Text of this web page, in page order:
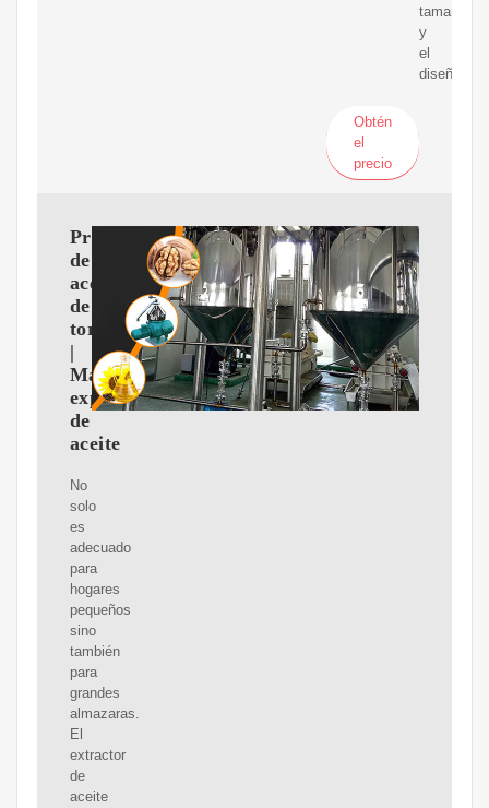
tamaño
y
el
diseño
Obtén
el
precio
Prensa
de
aceite
de
tornillo
|
Máquina
expulsora
de
aceite
No
solo
es
adecuado
para
hogares
pequeños
sino
también
para
grandes
almazaras.
El
extractor
de
aceite